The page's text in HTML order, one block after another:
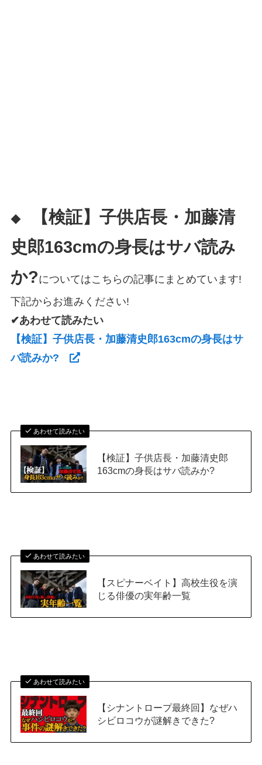
◆
【検証】子供店長・加藤清
史郎163cmの身長はサバ読み
か?についてはこちらの記事にまとめています!
下記からお進みください!
✔あわせて読みたい
【検証】子供店長・加藤清史郎163cmの身長はサ
バ読みか?
あわせて読みたい
【検証】子供店長・加藤清史郎
163cmの身長はサバ読みか?
あわせて読みたい
【スピナーベイト】高校生役を演
じる俳優の実年齢一覧
あわせて読みたい
【シナントロープ最終回】なぜハ
シビロコウが謎解きできた?